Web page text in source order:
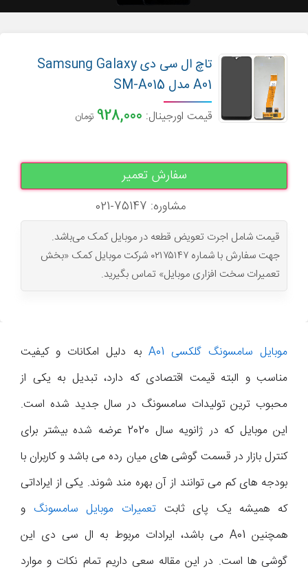
تاچ ال سی دی Samsung Galaxy
A01 مدل SM-A015
قیمت اورجینال: 928,000 تومان
سفارش تعمیر
مشاوره: 75147-021
قیمت شامل اجرت تعویض قطعه در موبایل کمک می‌باشد.
جهت سفارش با شماره ۰۲۱۷۵۱۴۷ شرکت موبایل کمک «بخش
تعمیرات سخت افزاری موبایل» تماس بگیرید.
موبایل سامسونگ گلکسی A01
به دلیل امکانات و کیفیت
مناسب و البته قیمت اقتصادی که دارد، تبدیل به یکی از
محبوب ترین تولیدات سامسونگ در سال جدید شده است.
این موبایل که در ژانویه سال 2020 عرضه شده بیشتر برای
کنترل بازار در قسمت گوشی های میان رده می باشد و کاربران با
بودجه های کم می توانند از آن بهره مند شوند. یکی از ایراداتی
که همیشه یک پای ثابتتعمیرات موبایل سامسونگ و
همچنین A01 می باشد، ایرادات مربوط به ال سی دی این
گوشی ها است. در این مقاله سعی داریم تمام نکات و موارد